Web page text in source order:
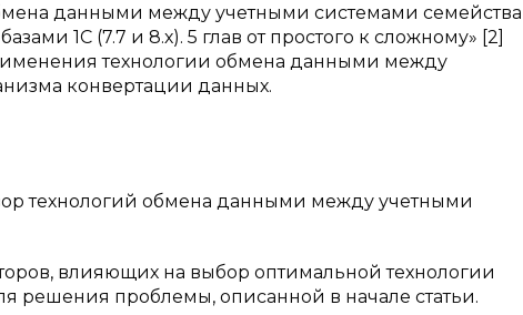
данными между учетными системами семейства
1С (7.7 и 8.х). 5 глав от простого к сложному» [2]
технологии обмена данными между
конвертации данных.
технологий обмена данными между учетными
влияющих на выбор оптимальной технологии
решения проблемы, описанной в начале статьи.